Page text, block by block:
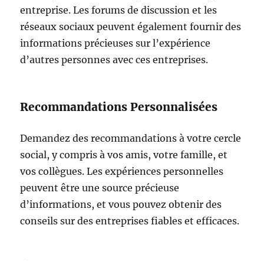
entreprise. Les forums de discussion et les
réseaux sociaux peuvent également fournir des
informations précieuses sur l’expérience
d’autres personnes avec ces entreprises.
Recommandations Personnalisées
Demandez des recommandations à votre cercle
social, y compris à vos amis, votre famille, et
vos collègues. Les expériences personnelles
peuvent être une source précieuse
d’informations, et vous pouvez obtenir des
conseils sur des entreprises fiables et efficaces.